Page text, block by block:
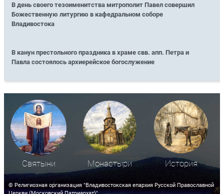
В день своего тезоименитства митрополит Павел совершил
Божественную литургию в кафедральном соборе
Владивостока
В канун престольного праздника в храме свв. апп. Петра и
Павла состоялось архиерейское богослужение
Святыни Монастыри История
© Религиозная организация "Владивостокская епархия Русской Православной